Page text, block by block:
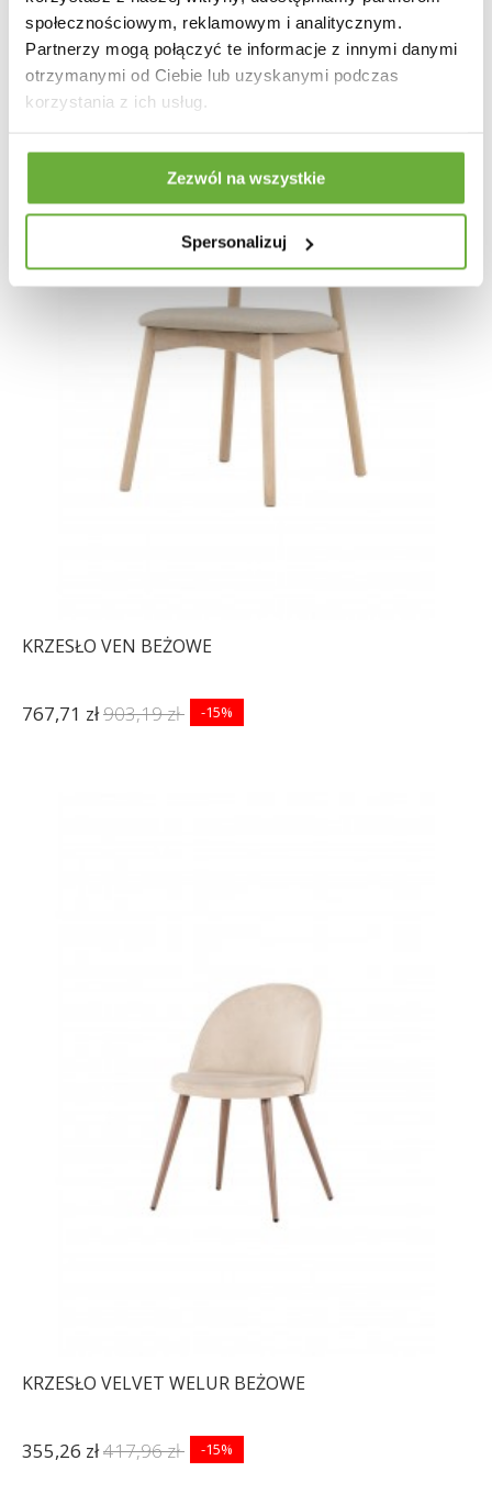
społecznościowym, reklamowym i analitycznym.
Partnerzy mogą połączyć te informacje z innymi danymi
otrzymanymi od Ciebie lub uzyskanymi podczas
korzystania z ich usług.
Zezwól na wszystkie
Spersonalizuj
KRZESŁO VEN BEŻOWE
767,71 zł903,19 zł -15%
KRZESŁO VELVET WELUR BEŻOWE
355,26 zł417,96 zł -15%